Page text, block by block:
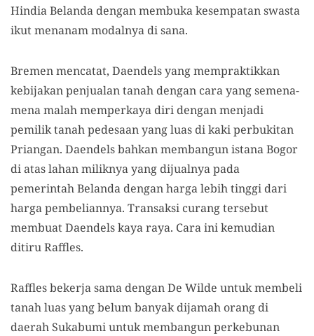
Hindia Belanda dengan membuka kesempatan swasta
ikut menanam modalnya di sana.
Bremen mencatat, Daendels yang mempraktikkan
kebijakan penjualan tanah dengan cara yang semena-
mena malah memperkaya diri dengan menjadi
pemilik tanah pedesaan yang luas di kaki perbukitan
Priangan. Daendels bahkan membangun istana Bogor
di atas lahan miliknya yang dijualnya pada
pemerintah Belanda dengan harga lebih tinggi dari
harga pembeliannya. Transaksi curang tersebut
membuat Daendels kaya raya. Cara ini kemudian
ditiru Raffles.
Raffles bekerja sama dengan De Wilde untuk membeli
tanah luas yang belum banyak dijamah orang di
daerah Sukabumi untuk membangun perkebunan